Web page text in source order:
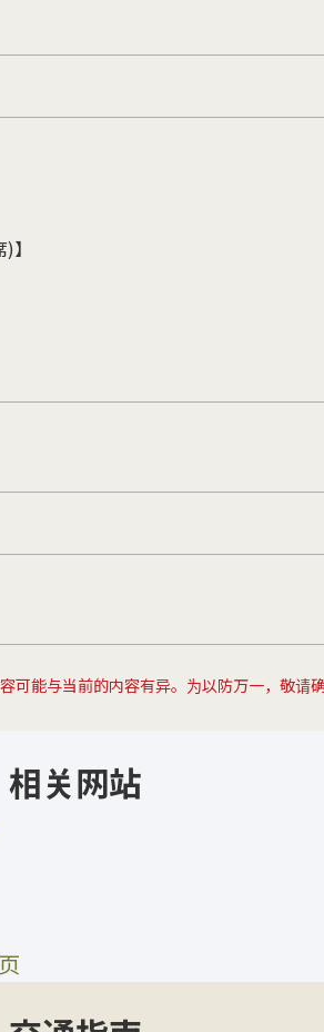
能与当前的内容有异。为以防万一，敬请确
相关网站